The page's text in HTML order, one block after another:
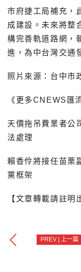
市府捷工局補充，
成建設。未來將整
構完善軌道路網，
進，為中台灣交通
照片來源：台中市
《更多CNEWS匯
天價拖吊費業者
法處理
賴香伶將接任苗栗
黨框架
【文章轉載請註明
PREV | 上一篇